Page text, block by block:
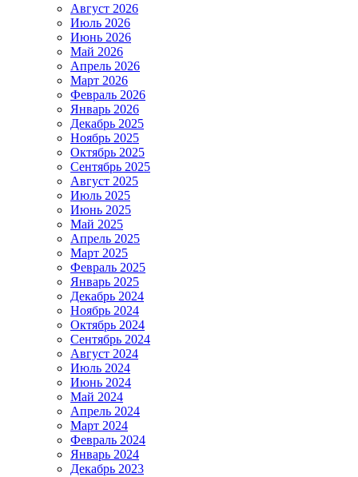
Август 2026
Июль 2026
Июнь 2026
Май 2026
Апрель 2026
Март 2026
Февраль 2026
Январь 2026
Декабрь 2025
Ноябрь 2025
Октябрь 2025
Сентябрь 2025
Август 2025
Июль 2025
Июнь 2025
Май 2025
Апрель 2025
Март 2025
Февраль 2025
Январь 2025
Декабрь 2024
Ноябрь 2024
Октябрь 2024
Сентябрь 2024
Август 2024
Июль 2024
Июнь 2024
Май 2024
Апрель 2024
Март 2024
Февраль 2024
Январь 2024
Декабрь 2023